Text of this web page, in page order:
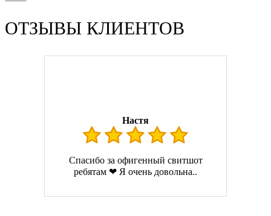
ОТЗЫВЫ КЛИЕНТОВ
Настя
Спасибо за офигенный свитшот
ребятам ❤ Я очень довольна..